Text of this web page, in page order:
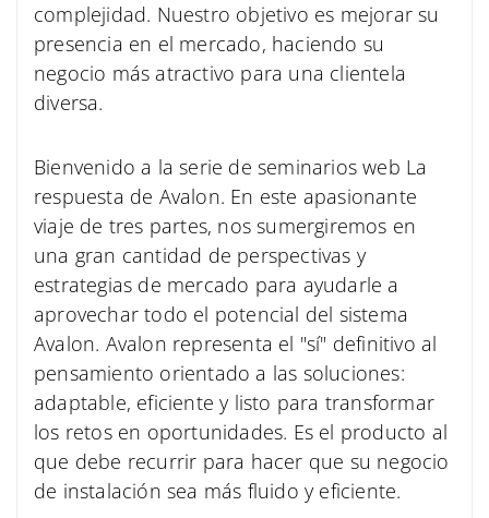
complejidad. Nuestro objetivo es mejorar su
presencia en el mercado, haciendo su
negocio más atractivo para una clientela
diversa.
Bienvenido a la serie de seminarios web La
respuesta de Avalon. En este apasionante
viaje de tres partes, nos sumergiremos en
una gran cantidad de perspectivas y
estrategias de mercado para ayudarle a
aprovechar todo el potencial del sistema
Avalon. Avalon representa el "sí" definitivo al
pensamiento orientado a las soluciones:
adaptable, eficiente y listo para transformar
los retos en oportunidades. Es el producto al
que debe recurrir para hacer que su negocio
de instalación sea más fluido y eficiente.